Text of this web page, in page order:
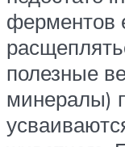
ферментов
полезные
минералы)